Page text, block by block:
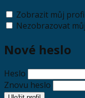
Zobrazit můj
Nezobrazovat
Nové heslo
Heslo
Znovu heslo